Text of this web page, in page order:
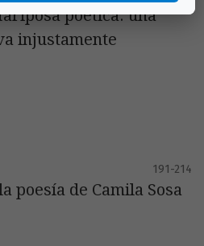
poética: una
injustamente
191-214
poesía de Camila Sosa